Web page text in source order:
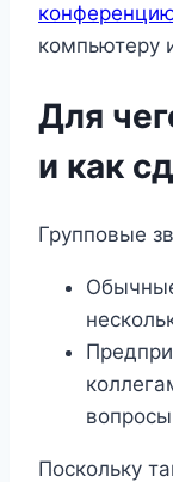
компьютеру
Для
и как
Групповые
Поскольку